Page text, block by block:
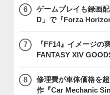
ゲームプレイも録画
D」で『Forza
『FF14』イメージ
FANTASY XIV
修理費が車体価格を
作『Car Mechanic